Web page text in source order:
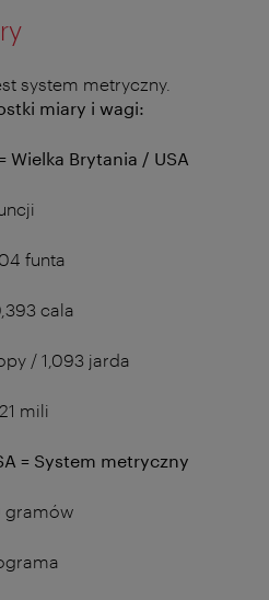
system metryczny.
miary i wagi:
Wielka Brytania / USA
funta
cala
/ 1,093 jarda
mili
= System metryczny
gramów